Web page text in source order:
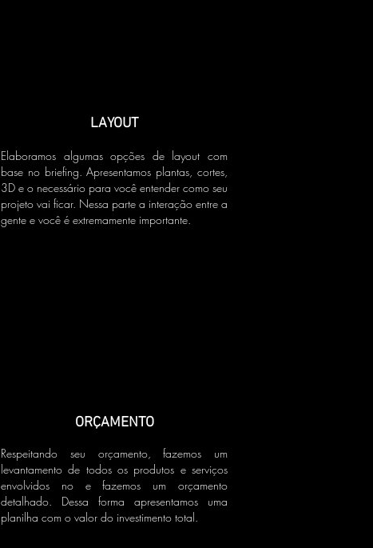
LAYOUT
Elaboramos algumas opções de layout com
base no briefing. Apresentamos plantas, cortes,
3D e o necessário para você entender como seu
projeto vai ficar. Nessa parte a interação entre a
gente e você é extremamente importante.
ORÇAMENTO
Respeitando seu orçamento, fazemos um
levantamento de todos os produtos e serviços
envolvidos no e fazemos um orçamento
detalhado. Dessa forma apresentamos uma
planilha com o valor do investimento total.